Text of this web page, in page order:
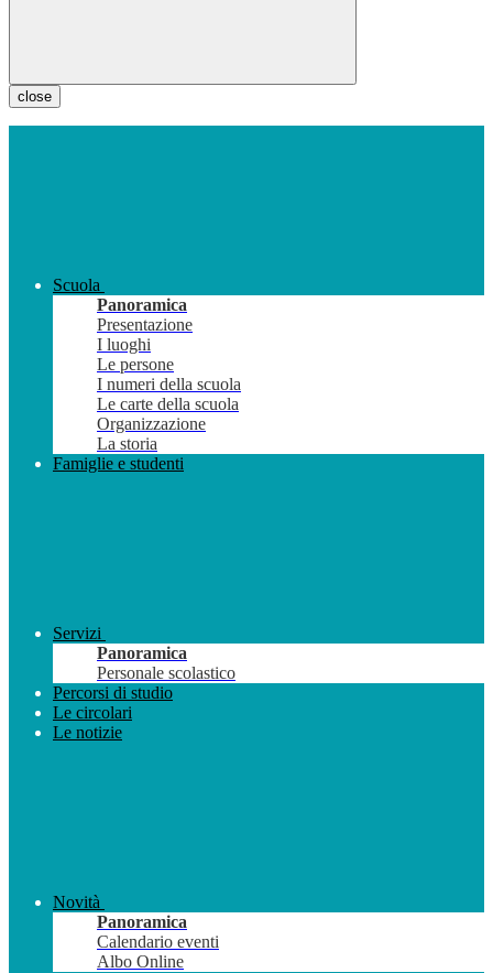
close
Scuola
Panoramica
Presentazione
I luoghi
Le persone
I numeri della scuola
Le carte della scuola
Organizzazione
La storia
Famiglie e studenti
Servizi
Panoramica
Personale scolastico
Percorsi di studio
Le circolari
Le notizie
Novità
Panoramica
Calendario eventi
Albo Online